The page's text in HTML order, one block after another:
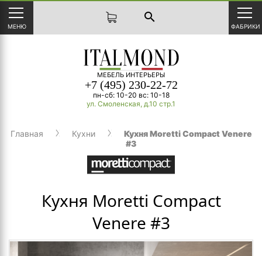
МЕНЮ
search
ФАБРИКИ
МЕБЕЛЬ ИНТЕРЬЕРЫ
+7 (495) 230-22-72
пн-сб: 10-20 вс: 10-18
ул. Смоленская, д.10 стр.1
Главная Кухни
Кухня Moretti Compact Venere
#3
Кухня Moretti Compact
Venere #3